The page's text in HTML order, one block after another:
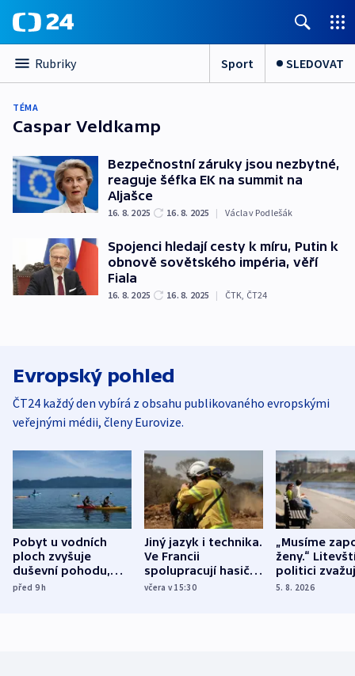
Rubriky Sport SLEDOVAT
TÉMA
Caspar Veldkamp
Bezpečnostní záruky jsou nezbytné,
reaguje šéfka EK na summit na
Aljašce
16. 8. 2025 16. 8. 2025 | Václav Podlešák
Spojenci hledají cesty k míru, Putin k
obnově sovětského impéria, věří
Fiala
16. 8. 2025 16. 8. 2025 | ČTK, ČT24
Evropský pohled
ČT24 každý den vybírá z obsahu publikovaného evropskými
veřejnými médii, členy Eurovize.
Pobyt u vodních
ploch zvyšuje
duševní pohodu,
ukázala
před 9h
Jiný jazyk i technika.
Ve Francii
spolupracují hasiči z
různých zemí
včera v 15:30
„Musíme
ženy.“
politici
dohodu o
5. 8. 2026